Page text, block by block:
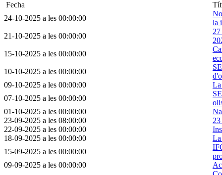
Fecha
24-10-2025 a les 00:00:00
la
21-10-2025 a les 00:00:00
27
15-10-2025 a les 00:00:00
10-10-2025 a les 00:00:00
09-10-2025 a les 00:00:00
La
07-10-2025 a les 00:00:00
01-10-2025 a les 00:00:00
23-09-2025 a les 08:00:00
23
22-09-2025 a les 00:00:00
18-09-2025 a les 00:00:00
La
15-09-2025 a les 00:00:00
09-09-2025 a les 00:00:00